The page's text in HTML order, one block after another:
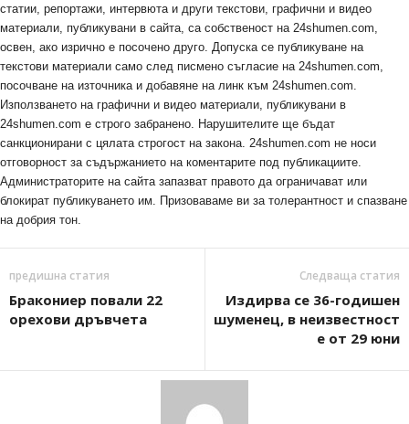
статии, репортажи, интервюта и други текстови, графични и видео
материали, публикувани в сайта, са собственост на 24shumen.com,
освен, ако изрично е посочено друго. Допуска се публикуване на
текстови материали само след писмено съгласие на 24shumen.com,
посочване на източника и добавяне на линк към 24shumen.com.
Използването на графични и видео материали, публикувани в
24shumen.com е строго забранено. Нарушителите ще бъдат
санкционирани с цялата строгост на закона. 24shumen.com не носи
отговорност за съдържанието на коментарите под публикациите.
Администраторите на сайта запазват правото да ограничават или
блокират публикуването им. Призоваваме ви за толерантност и спазване
на добрия тон.
предишна статия
Бракониер повали 22
орехови дръвчета
Следваща статия
Издирва се 36-годишен
шуменец, в неизвестност
е от 29 юни